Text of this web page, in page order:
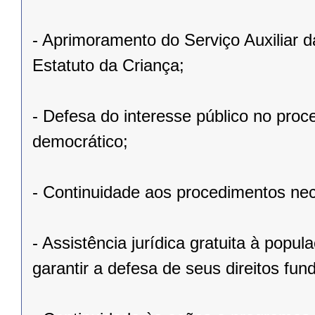
- Aprimoramento do Serviço Auxiliar
Estatuto da Criança;
- Defesa do interesse público no
democrático;
- Continuidade aos procedimentos
- Assistência jurídica gratuita à
garantir a defesa de seus direitos